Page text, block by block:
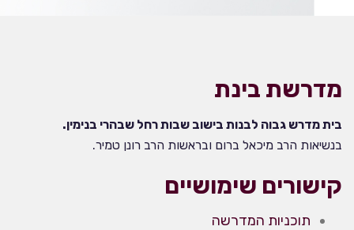
מדרשת בינת
בית מדרש גבוה לבנות בישוב שבות רחל שבהרי בנימין.
בנשיאות הרב מיכאל ברום ובראשות הרב רונן טמיר.
קישורים שימושיים
תוכניות המדרשה